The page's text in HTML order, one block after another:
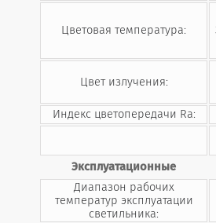
Цветовая температура:
Цвет излучения:
Индекс цветопередачи Ra:
Эксплуатационные
Диапазон рабочих
температур эксплуатации
светильника: